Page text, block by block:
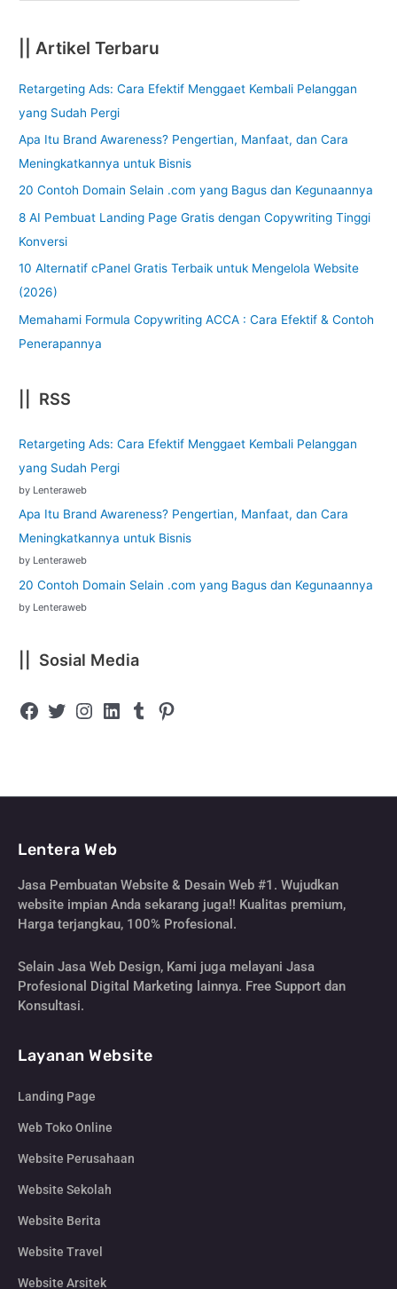
|| Artikel Terbaru
Retargeting Ads: Cara Efektif Menggaet Kembali Pelanggan
yang Sudah Pergi
Apa Itu Brand Awareness? Pengertian, Manfaat, dan Cara
Meningkatkannya untuk Bisnis
20 Contoh Domain Selain .com yang Bagus dan Kegunaannya
8 AI Pembuat Landing Page Gratis dengan Copywriting Tinggi
Konversi
10 Alternatif cPanel Gratis Terbaik untuk Mengelola Website
(2026)
Memahami Formula Copywriting ACCA : Cara Efektif & Contoh
Penerapannya
|| RSS
Retargeting Ads: Cara Efektif Menggaet Kembali Pelanggan
yang Sudah Pergi
by Lenteraweb
Apa Itu Brand Awareness? Pengertian, Manfaat, dan Cara
Meningkatkannya untuk Bisnis
by Lenteraweb
20 Contoh Domain Selain .com yang Bagus dan Kegunaannya
by Lenteraweb
|| Sosial Media
Lentera Web
Jasa Pembuatan Website & Desain Web #1. Wujudkan
website impian Anda sekarang juga!! Kualitas premium,
Harga terjangkau, 100% Profesional.
Selain Jasa Web Design, Kami juga melayani Jasa
Profesional Digital Marketing lainnya. Free Support dan
Konsultasi.
Layanan Website
Landing Page
Web Toko Online
Website Perusahaan
Website Sekolah
Website Berita
Website Travel
Website Arsitek